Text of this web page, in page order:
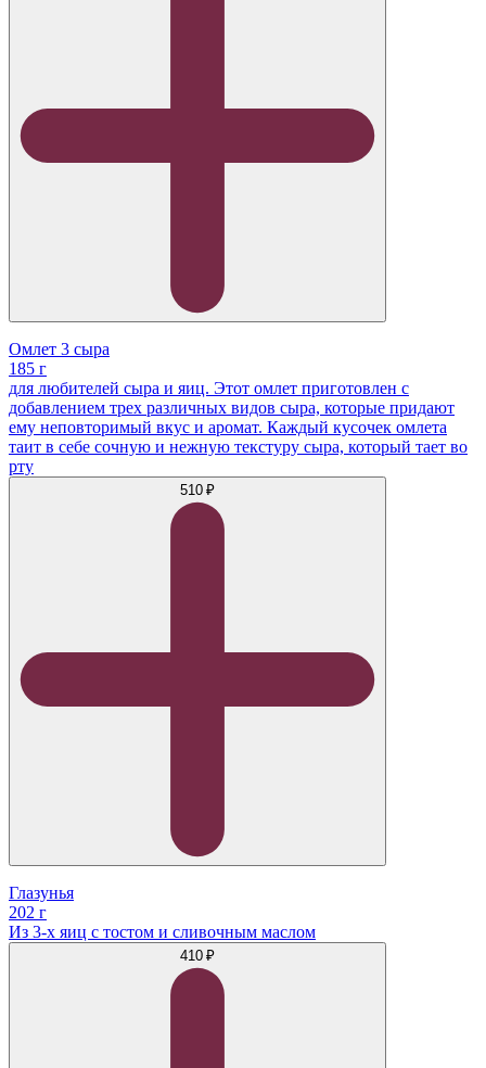
Омлет 3 сыра
185 г
для любителей сыра и яиц. Этот омлет приготовлен с
добавлением трех различных видов сыра, которые придают
ему неповторимый вкус и аромат. Каждый кусочек омлета
таит в себе сочную и нежную текстуру сыра, который тает во
рту
510 ₽
Глазунья
202 г
Из 3-х яиц с тостом и сливочным маслом
410 ₽